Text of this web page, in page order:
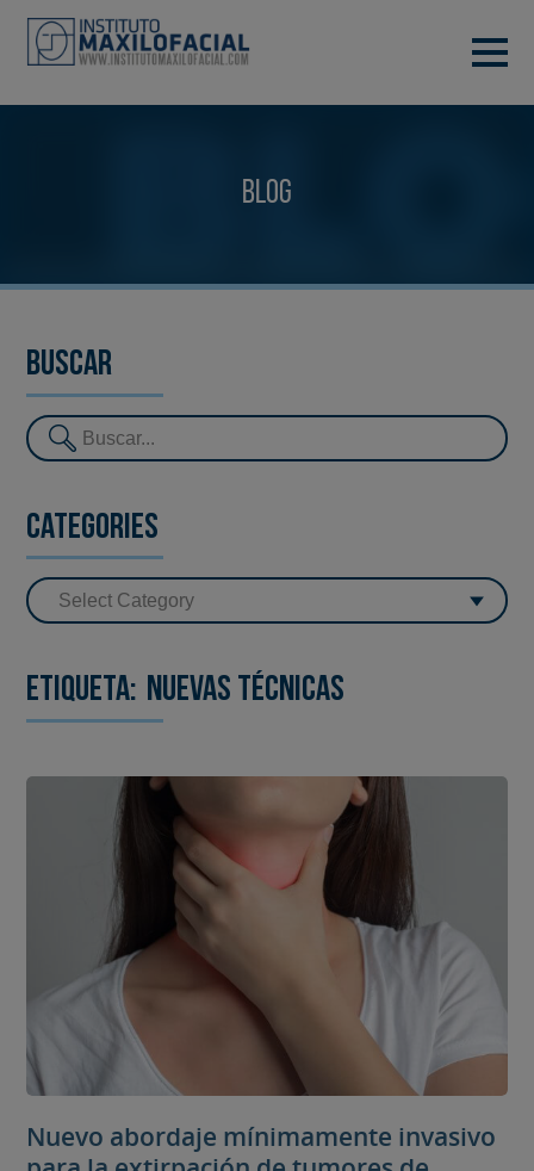
Blog
Buscar
Categories
Etiqueta: nuevas técnicas
Nuevo abordaje mínimamente invasivo